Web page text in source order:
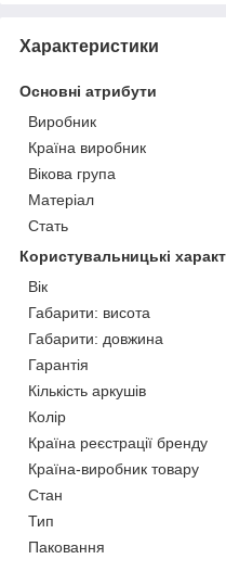
Характеристики
Основні атрибути
Виробник
Країна виробник
Вікова група
Матеріал
Стать
Користувальницькі
Вік
Габарити: висота
Габарити: довжина
Гарантія
Кількість аркушів
Колір
Країна реєстрації бренду
Країна-виробник товару
Стан
Тип
Паковання